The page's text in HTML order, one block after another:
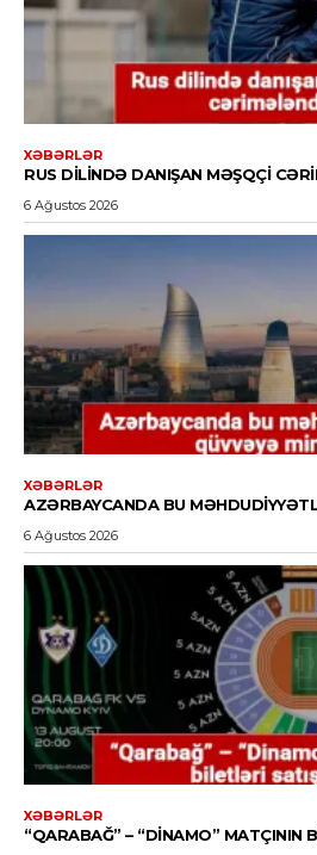
XƏBƏRLƏR
RUS DILINDƏ DANIŞAN MƏŞQÇI
6 Ağustos 2026
XƏBƏRLƏR
AZƏRBAYCANDA BU
6 Ağustos 2026
XƏBƏRLƏR
“QARABAĞ” – “DINAMO” MATÇININ